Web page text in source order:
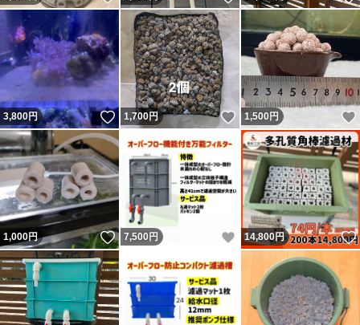
3,800円 いいね！
1,700円 いいね！
1,500円
1,000円 いいね！
7,500 円 いいね！
14,800円